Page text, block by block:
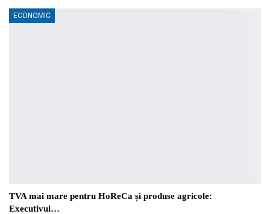
ECONOMIC
TVA mai mare pentru HoReCa și produse agricole:
Executivul…